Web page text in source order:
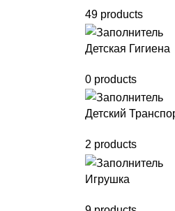
49 products
Детская Гигиена
0 products
Детский
2 products
Игрушка